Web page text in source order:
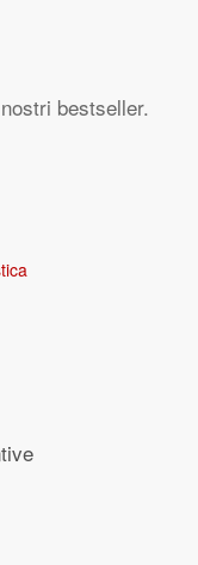
bestseller.